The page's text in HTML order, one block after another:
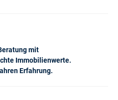
mit
Immobilienwerte.
Erfahrung.